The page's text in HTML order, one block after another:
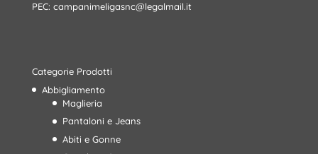
PEC: campanimeligasnc@legalmail.it
Categorie Prodotti
Abbigliamento
Maglieria
Pantaloni e Jeans
Abiti e Gonne